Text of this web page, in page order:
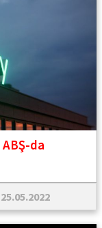
ABŞ-da
25.05.2022